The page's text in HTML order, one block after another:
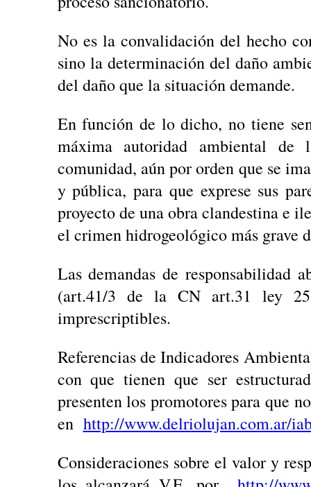
No es la convalidación del hecho
sino la determinación del daño
del daño que la situación demande.
En función de lo dicho, no tiene
máxima autoridad ambiental
comunidad, aún por orden que se
y pública, para que exprese sus
proyecto de una obra clandestina e
el crimen hidrogeológico más grave
Las demandas de responsabilidad
(art.41/3 de la CN art.31 ley
imprescriptibles.
Referencias de Indicadores
con que tienen que ser
presenten los promotores para que
en http://www.delriolujan.com.ar/
Consideraciones sobre el valor y